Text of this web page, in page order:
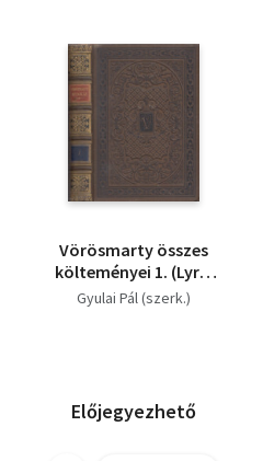
Vörösmarty összes
költeményei 1. (Lyrai
költemények)
Gyulai Pál (szerk.)
Előjegyezhető